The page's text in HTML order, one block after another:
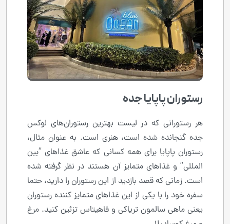
رستوران پاپایا جده
هر رستورانی که در لیست بهترین رستوران‌های لوکس
جده گنجانده شده است، هنری است. به عنوان مثال،
رستوران پاپایا برای همه کسانی که عاشق غذاهای “بین
المللی” و غذاهای متمایز آن هستند در نظر گرفته شده
است. زمانی که قصد بازدید از این رستوران را دارید، حتما
سفره خود را با یکی از این غذاهای متمایز کننده رستوران
یعنی ماهی سالمون تریاکی و فاهیتاس تزئین کنید. مرغ